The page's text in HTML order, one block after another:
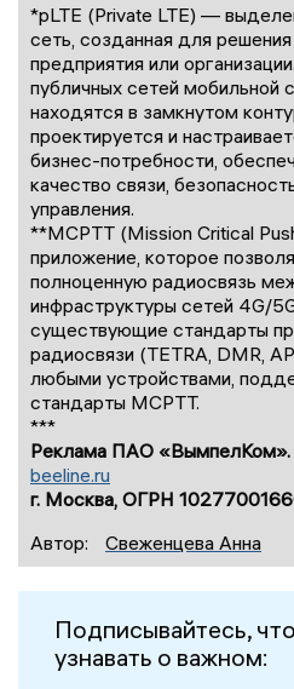
*pLTE (Private LTE) —
сеть, созданная для
предприятия или
публичных сетей мобильной
находятся в замкнутом
проектируется и
бизнес-потребности,
качество связи,
управления.
**MCPTT (Mission Critical
приложение, которое
полноценную радиосвязь
инфраструктуры сетей 4G/
существующие стандарты
радиосвязи (TETRA, DMR,
любыми устройствами,
стандарты MCPTT.
***
Реклама ПАО «ВымпелКом».
beeline.ru
г. Москва, ОГРН
Автор:
Свеженцева Анна
Подписывайтесь,
узнавать о важном: